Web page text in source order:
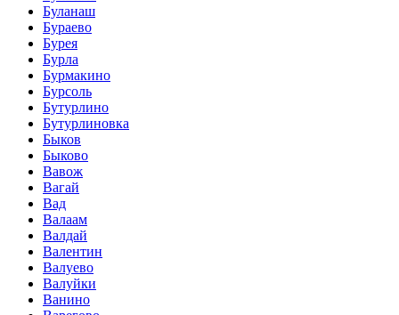
Буланаш
Бураево
Бурея
Бурла
Бурмакино
Бурсоль
Бутурлино
Бутурлиновка
Быков
Быково
Вавож
Вагай
Вад
Валаам
Валдай
Валентин
Валуево
Валуйки
Ванино